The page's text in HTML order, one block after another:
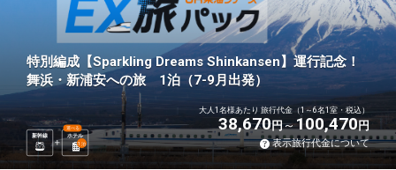
特別編成【Sparkling Dreams Shinkansen】運行記念！
舞浜・新浦安への旅 1泊（7-9月出発）
新幹線 ホテル
選べる
1 泊
大人1名様あたり 旅行代金（1～6名1室・税込）
38,670円 100,470円
表示旅行代金について